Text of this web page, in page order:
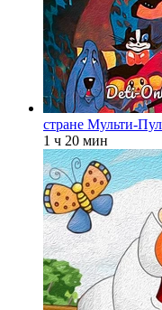
стране Мульти-
1 ч 20 мин